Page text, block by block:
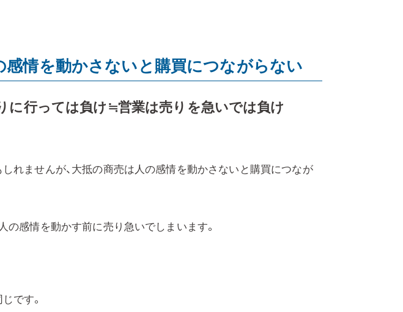
感情を動かさないと購買につながらない
に行っては負け≒営業は売りを急いでは負け
れませんが、大抵の商売は人の感情を動かさないと購買につなが
の感情を動かす前に売り急いでしまいます。
です。